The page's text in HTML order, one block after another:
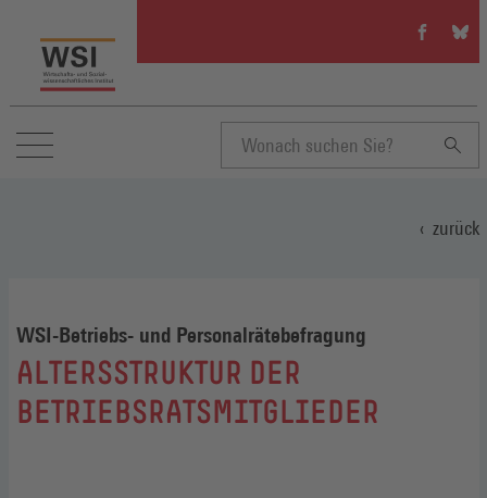
WSI
auf
(Öffnet
in
einem
neuen
WSI
auf
in
zurück
WSI-Betriebs- und Personalrätebefragung
:
ALTERSSTRUKTUR DER
BETRIEBSRATSMITGLIEDER